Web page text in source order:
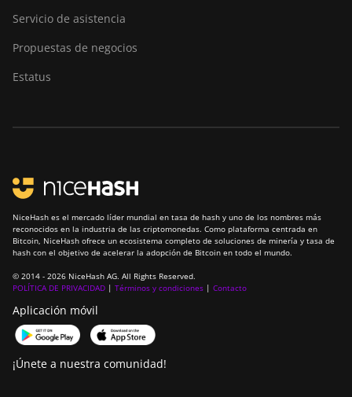
Servicio de asistencia
Propuestas de negocios
Estatus
NiceHash es el mercado líder mundial en tasa de hash y uno de los nombres más
reconocidos en la industria de las criptomonedas. Como plataforma centrada en
Bitcoin, NiceHash ofrece un ecosistema completo de soluciones de minería y tasa de
hash con el objetivo de acelerar la adopción de Bitcoin en todo el mundo.
© 2014 - 2026 NiceHash AG. All Rights Reserved.
POLÍTICA DE PRIVACIDAD | Términos y condiciones | Contacto
Aplicación móvil
¡Únete a nuestra comunidad!